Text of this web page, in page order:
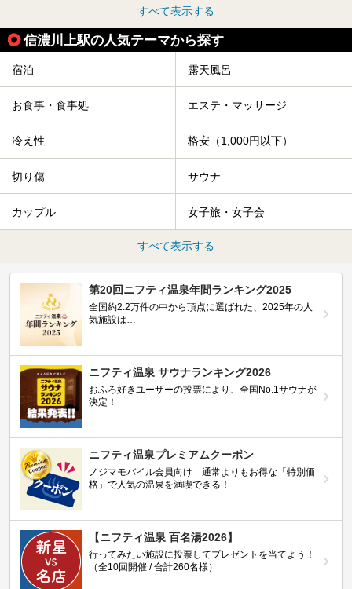
すべて表示する
信濃川上駅の人気テーマから探す
宿泊 露天風呂
お食事・食事処 エステ・マッサージ
冷え性 格安（1,000円以下）
切り傷 サウナ
カップル 女子旅・女子会
すべて表示する
第20回ニフティ温泉年間ランキング2025
全国約2.2万件の中から頂点に選ばれた、2025年の人
気施設は…
ニフティ温泉 サウナランキング2026
おふろ好きユーザーの投票により、全国No.1サウナが
決定！
ニフティ温泉プレミアムクーポン
ノジマモバイル会員向け 通常よりもお得な「特別価
格」で人気の温泉を満喫できる！
【ニフティ温泉 百名湯2026】
行ってみたい施設に投票してプレゼントを当てよう！
（全10回開催 / 合計260名様）